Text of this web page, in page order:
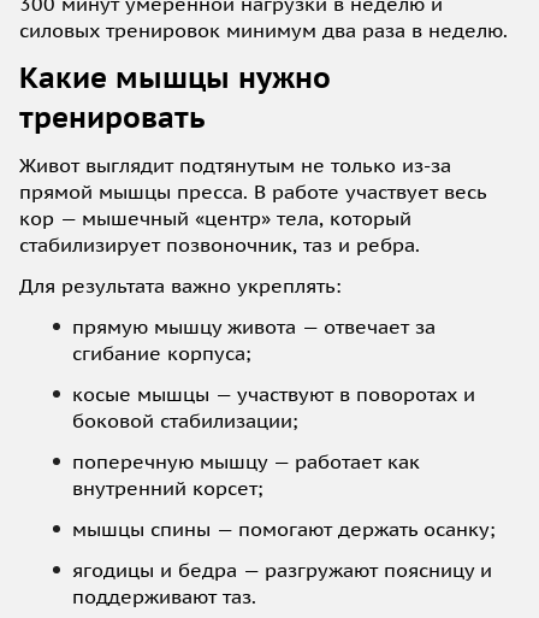
силовых тренировок минимум два раза в неделю.
Какие мышцы нужно
тренировать
Живот выглядит подтянутым не только из-за
прямой мышцы пресса. В работе участвует весь
кор — мышечный «центр» тела, который
стабилизирует позвоночник, таз и ребра.
Для результата важно укреплять:
прямую мышцу живота — отвечает за
сгибание корпуса;
косые мышцы — участвуют в поворотах и
боковой стабилизации;
поперечную мышцу — работает как
внутренний корсет;
мышцы спины — помогают держать осанку;
ягодицы и бедра — разгружают поясницу и
поддерживают таз.